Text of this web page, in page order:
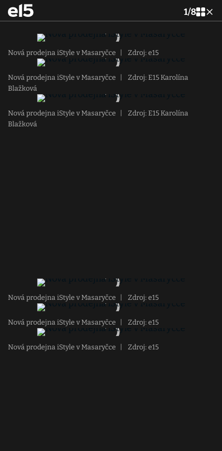
1/8
Nová prodejna iStyle v Masaryčce Zdroj: e15
Nová prodejna iStyle v Masaryčce
Zdroj: E15 Karolína
Blažková
Nová prodejna iStyle v Masaryčce
Zdroj: E15 Karolína
Blažková
Nová prodejna iStyle v Masaryčce Zdroj: e15
Nová prodejna iStyle v Masaryčce Zdroj: e15
Nová prodejna iStyle v Masaryčce Zdroj: e15